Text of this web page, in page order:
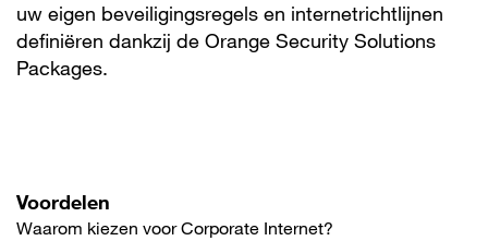
uw eigen beveiligingsregels en internetrichtlijnen
definiëren dankzij de Orange Security Solutions
Packages.
Voordelen
Waarom kiezen voor Corporate Internet?